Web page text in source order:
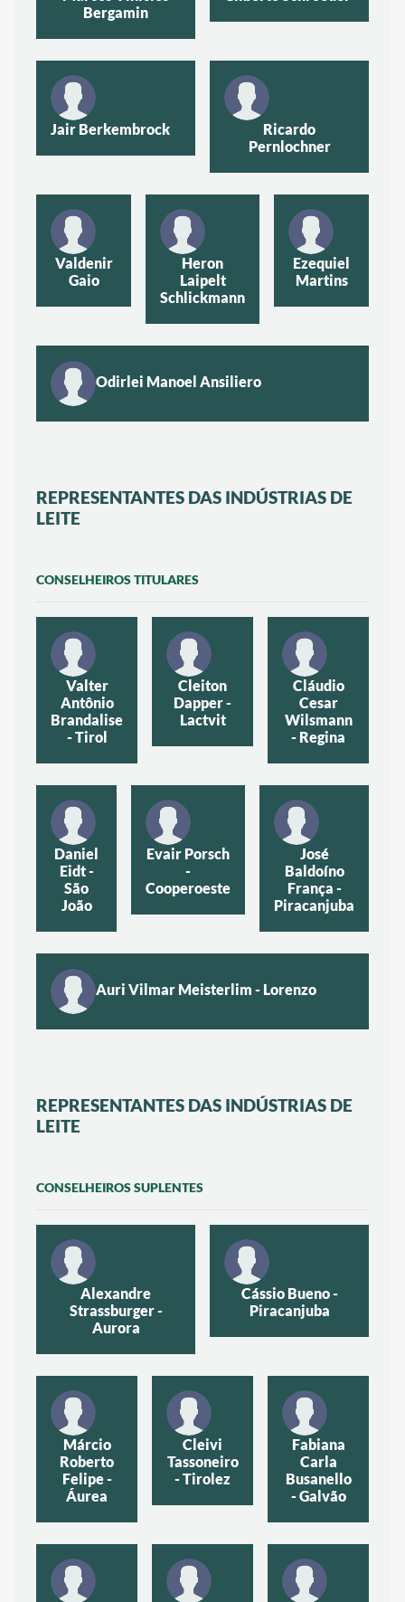
Bergamin
Jair Berkembrock
Ricardo
Pernlochner
Valdenir
Gaio
Heron
Laipelt
Schlickmann
Ezequiel
Martins
Odirlei Manoel Ansiliero
REPRESENTANTES DAS INDÚSTRIAS DE
LEITE
CONSELHEIROS TITULARES
Valter
Antônio
Brandalise
- Tirol
Cleiton
Dapper -
Lactvit
Cláudio
Cesar
Wilsmann
- Regina
Daniel
Eidt -
São
João
Evair Porsch
-
Cooperoeste
José
Baldoíno
França -
Piracanjuba
Auri Vilmar Meisterlim - Lorenzo
REPRESENTANTES DAS INDÚSTRIAS DE
LEITE
CONSELHEIROS SUPLENTES
Alexandre
Strassburger -
Aurora
Cássio Bueno -
Piracanjuba
Márcio
Roberto
Felipe -
Áurea
Cleivi
Tassoneiro
- Tirolez
Fabiana
Carla
Busanello
- Galvão